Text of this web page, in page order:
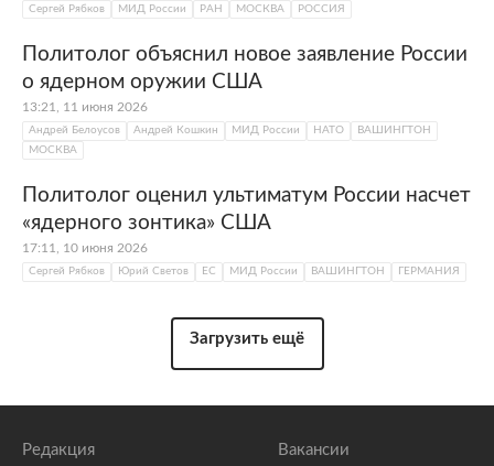
Сергей Рябков МИД России РАН МОСКВА РОССИЯ
Политолог объяснил новое заявление России
о ядерном оружии США
13:21, 11 июня 2026
Андрей Белоусов Андрей Кошкин МИД России НАТО
ВАШИНГТОН
МОСКВА
Политолог оценил ультиматум России насчет
«ядерного зонтика» США
17:11, 10 июня 2026
Сергей Рябков Юрий Светов ЕС МИД России ВАШИНГТОН ГЕРМАНИЯ
Загрузить ещё
Редакция Вакансии